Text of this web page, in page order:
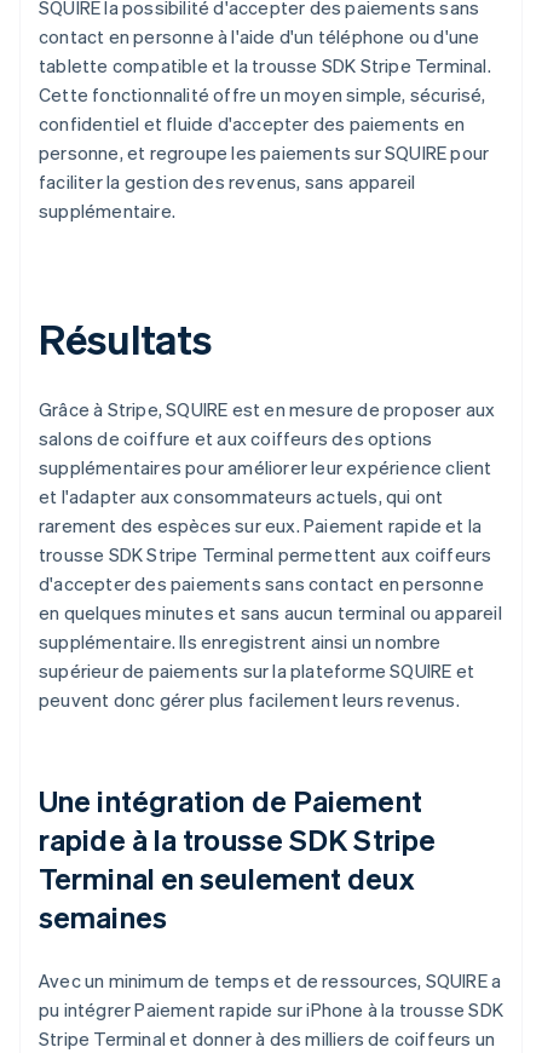
SQUIRE la possibilité d'accepter des paiements sans
contact en personne à l'aide d'un téléphone ou d'une
tablette compatible et la trousse SDK Stripe Terminal.
Cette fonctionnalité offre un moyen simple, sécurisé,
confidentiel et fluide d'accepter des paiements en
personne, et regroupe les paiements sur SQUIRE pour
faciliter la gestion des revenus, sans appareil
supplémentaire.
Résultats
Grâce à Stripe, SQUIRE est en mesure de proposer aux
salons de coiffure et aux coiffeurs des options
supplémentaires pour améliorer leur expérience client
et l'adapter aux consommateurs actuels, qui ont
rarement des espèces sur eux. Paiement rapide et la
trousse SDK Stripe Terminal permettent aux coiffeurs
d'accepter des paiements sans contact en personne
en quelques minutes et sans aucun terminal ou appareil
supplémentaire. Ils enregistrent ainsi un nombre
supérieur de paiements sur la plateforme SQUIRE et
peuvent donc gérer plus facilement leurs revenus.
Une intégration de Paiement
rapide à la trousse SDK Stripe
Terminal en seulement deux
semaines
Avec un minimum de temps et de ressources, SQUIRE a
pu intégrer Paiement rapide sur iPhone à la trousse SDK
Stripe Terminal et donner à des milliers de coiffeurs un